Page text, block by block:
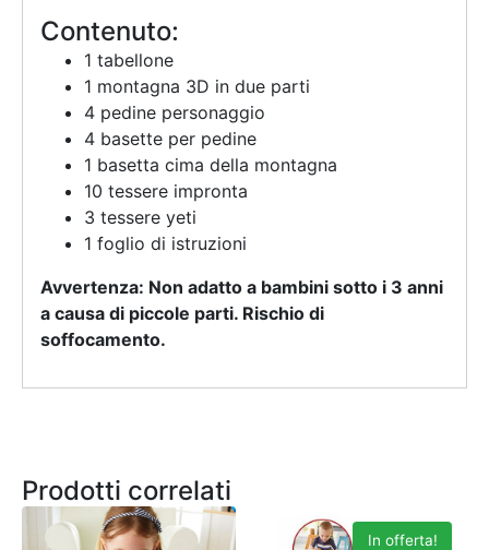
Contenuto:
1 tabellone
1 montagna 3D in due parti
4 pedine personaggio
4 basette per pedine
1 basetta cima della montagna
10 tessere impronta
3 tessere yeti
1 foglio di istruzioni
Avvertenza: Non adatto a bambini sotto i 3 anni
a causa di piccole parti. Rischio di
soffocamento.
Prodotti correlati
In offerta!